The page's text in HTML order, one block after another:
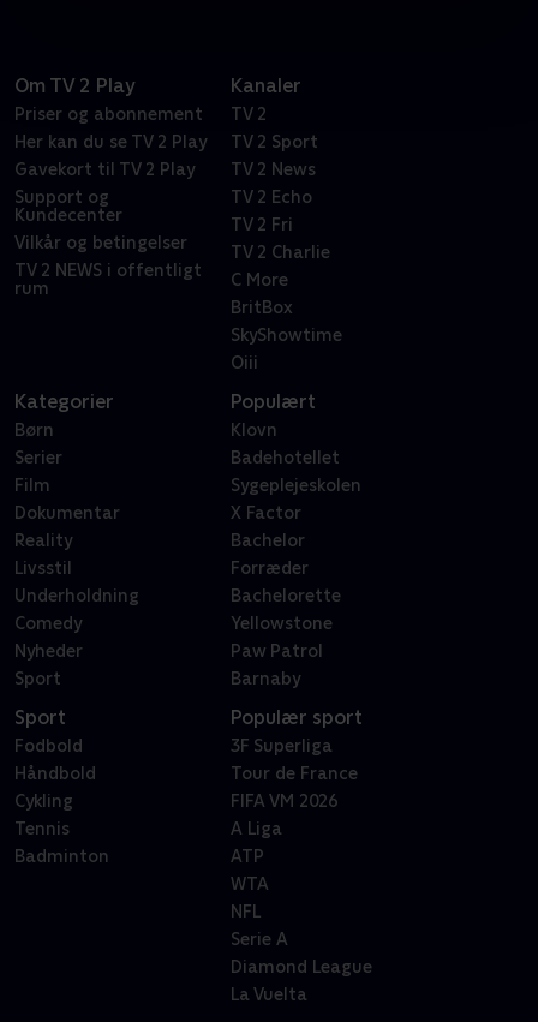
Om TV 2 Play
Priser og abonnement
Her kan du se TV 2 Play
Gavekort til TV 2 Play
Support og
Kundecenter
Vilkår og betingelser
TV 2 NEWS i offentligt
rum
Kanaler
TV 2
TV 2 Sport
TV 2 News
TV 2 Echo
TV 2 Fri
TV 2 Charlie
C More
BritBox
SkyShowtime
Oiii
Kategorier
Børn
Serier
Film
Dokumentar
Reality
Livsstil
Underholdning
Comedy
Nyheder
Sport
Populært
Klovn
Badehotellet
Sygeplejeskolen
X Factor
Bachelor
Forræder
Bachelorette
Yellowstone
Paw Patrol
Barnaby
Sport
Fodbold
Håndbold
Cykling
Tennis
Badminton
Populær sport
3F Superliga
Tour de France
FIFA VM 2026
A Liga
ATP
WTA
NFL
Serie A
Diamond League
La Vuelta